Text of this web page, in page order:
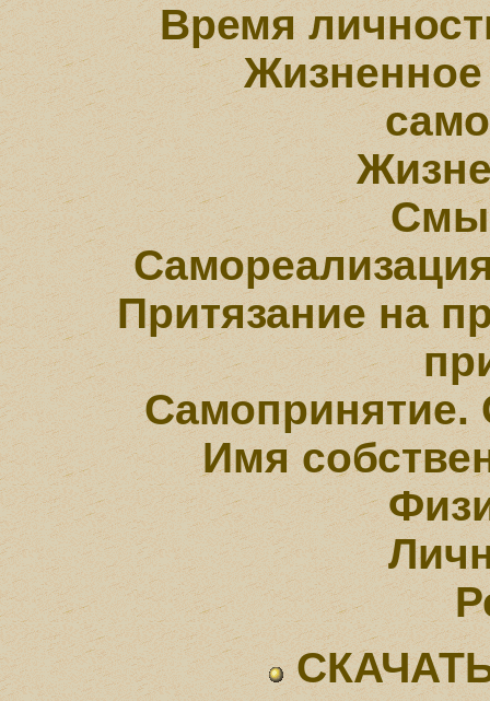
Время
Жизненное
Притязание на
Самопринятие.
Имя